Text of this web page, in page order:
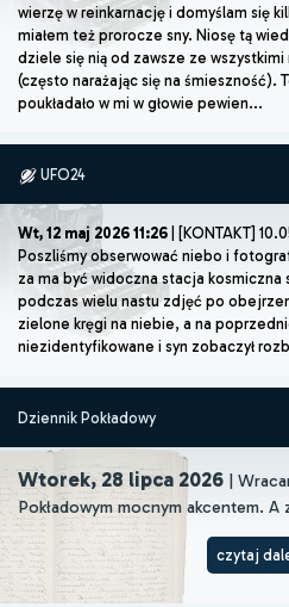
wierzę w reinkarnację i domyślam się
miałem też prorocze sny. Niosę tą
dziele się nią od zawsze ze wszystkimi
(często narażając się na śmieszność).
poukładało w mi w głowie pewien...
UFO24
Wt, 12 maj 2026 11:26 | [KONTAKT]
Poszliśmy obserwować niebo i
za ma być widoczna stacja kosmiczna
podczas wielu nastu zdjęć po
zielone kręgi na niebie, a na
niezidentyfikowane i syn zobaczył
Dziennik Pokładowy
Wtorek, 28 lipca 2026 |
Pokładowym mocnym akcentem.
czytaj